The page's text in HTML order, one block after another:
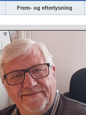
Frem- og efterlysning